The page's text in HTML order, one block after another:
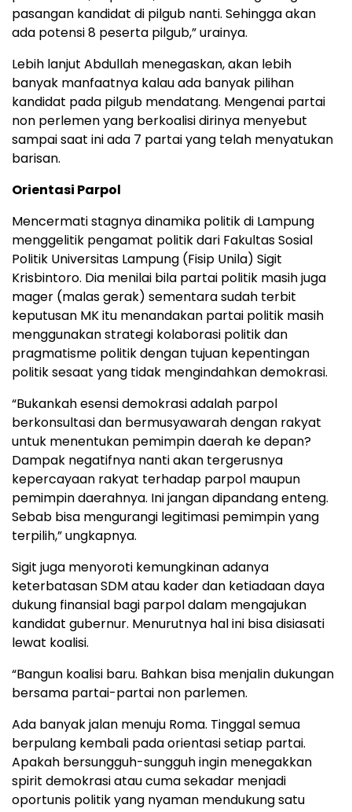
pasangan kandidat di pilgub nanti. Sehingga akan
ada potensi 8 peserta pilgub,” urainya.
Lebih lanjut Abdullah menegaskan, akan lebih
banyak manfaatnya kalau ada banyak pilihan
kandidat pada pilgub mendatang. Mengenai partai
non perlemen yang berkoalisi dirinya menyebut
sampai saat ini ada 7 partai yang telah menyatukan
barisan.
Orientasi Parpol
Mencermati stagnya dinamika politik di Lampung
menggelitik pengamat politik dari Fakultas Sosial
Politik Universitas Lampung (Fisip Unila) Sigit
Krisbintoro. Dia menilai bila partai politik masih juga
mager (malas gerak) sementara sudah terbit
keputusan MK itu menandakan partai politik masih
menggunakan strategi kolaborasi politik dan
pragmatisme politik dengan tujuan kepentingan
politik sesaat yang tidak mengindahkan demokrasi.
“Bukankah esensi demokrasi adalah parpol
berkonsultasi dan bermusyawarah dengan rakyat
untuk menentukan pemimpin daerah ke depan?
Dampak negatifnya nanti akan tergerusnya
kepercayaan rakyat terhadap parpol maupun
pemimpin daerahnya. Ini jangan dipandang enteng.
Sebab bisa mengurangi legitimasi pemimpin yang
terpilih,” ungkapnya.
Sigit juga menyoroti kemungkinan adanya
keterbatasan SDM atau kader dan ketiadaan daya
dukung finansial bagi parpol dalam mengajukan
kandidat gubernur. Menurutnya hal ini bisa disiasati
lewat koalisi.
“Bangun koalisi baru. Bahkan bisa menjalin dukungan
bersama partai-partai non parlemen.
Ada banyak jalan menuju Roma. Tinggal semua
berpulang kembali pada orientasi setiap partai.
Apakah bersungguh-sungguh ingin menegakkan
spirit demokrasi atau cuma sekadar menjadi
oportunis politik yang nyaman mendukung satu